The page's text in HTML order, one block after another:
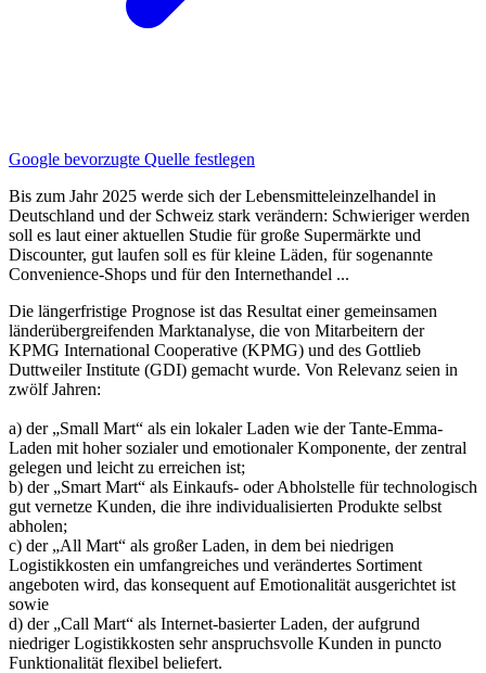
Google bevorzugte Quelle festlegen
Bis zum Jahr 2025 werde sich der Lebensmitteleinzelhandel in
Deutschland und der Schweiz stark verändern: Schwieriger werden
soll es laut einer aktuellen Studie für große Supermärkte und
Discounter, gut laufen soll es für kleine Läden, für sogenannte
Convenience-Shops und für den Internethandel ...
Die längerfristige Prognose ist das Resultat einer gemeinsamen
länderübergreifenden Marktanalyse, die von Mitarbeitern der
KPMG International Cooperative (KPMG) und des Gottlieb
Duttweiler Institute (GDI) gemacht wurde. Von Relevanz seien in
zwölf Jahren:
a) der „Small Mart“ als ein lokaler Laden wie der Tante-Emma-
Laden mit hoher sozialer und emotionaler Komponente, der zentral
gelegen und leicht zu erreichen ist;
b) der „Smart Mart“ als Einkaufs- oder Abholstelle für technologisch
gut vernetze Kunden, die ihre individualisierten Produkte selbst
abholen;
c) der „All Mart“ als großer Laden, in dem bei niedrigen
Logistikkosten ein umfangreiches und verändertes Sortiment
angeboten wird, das konsequent auf Emotionalität ausgerichtet ist
sowie
d) der „Call Mart“ als Internet-basierter Laden, der aufgrund
niedriger Logistikkosten sehr anspruchsvolle Kunden in puncto
Funktionalität flexibel beliefert.